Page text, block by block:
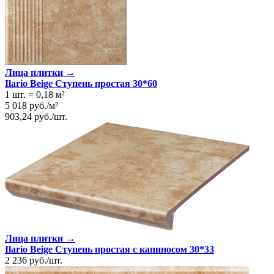
Лица плитки →
Ilario Beige Ступень простая 30*60
1 шт. = 0,18 м²
5 018 руб./м²
903,24 руб./шт.
Лица плитки →
Ilario Beige Ступень простая с капиносом 30*33
2 236 руб./шт.